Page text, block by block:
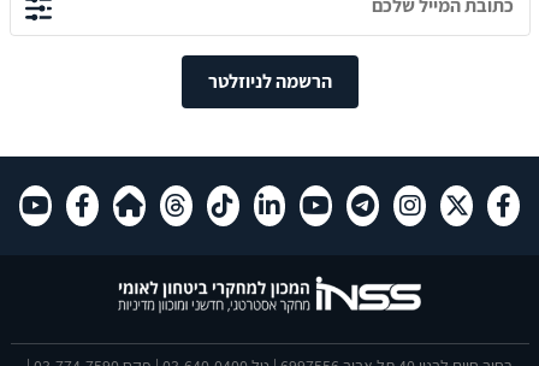
הרשמה לניוזלטר